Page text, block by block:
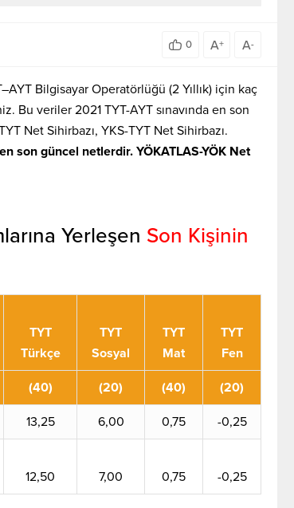
0 A+ A-
Bilgisayar Operatörlüğü (2 Yıllık) için kaç
Bu veriler 2021 TYT-AYT sınavında en son
Net Sihirbazı, YKS-TYT Net Sihirbazı.
en son güncel netlerdir. YÖKATLAS-YÖK Net
Yerleşen Son Kişinin
TYT
Türkçe
TYT
Sosyal
TYT
Mat
TYT
Fen
(40) (20) (40) (20)
13,25 6,00 0,75 -0,25
12,50 7,00 0,75
-0,25